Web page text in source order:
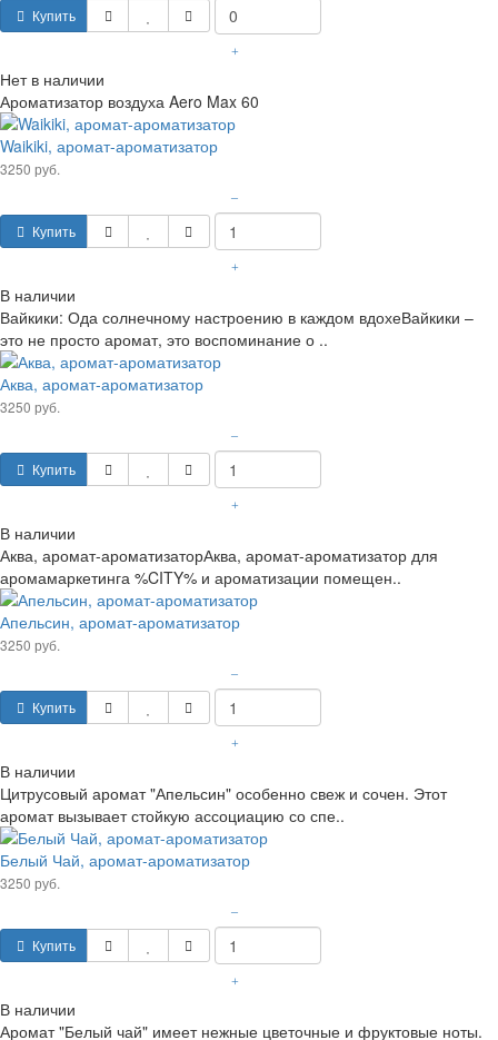
Купить
+
Нет в наличии
Ароматизатор воздуха Aero Max 60
Waikiki, аромат-ароматизатор
3250 руб.
Купить
–
+
В наличии
Вайкики: Ода солнечному настроению в каждом вдохеВайкики –
это не просто аромат, это воспоминание о ..
Аква, аромат-ароматизатор
3250 руб.
Купить
–
+
В наличии
Аква, аромат-ароматизаторАква, аромат-ароматизатор для
аромамаркетинга %CITY% и ароматизации помещен..
Апельсин, аромат-ароматизатор
3250 руб.
Купить
–
+
В наличии
Цитрусовый аромат "Апельсин" особенно свеж и сочен. Этот
аромат вызывает стойкую ассоциацию со спе..
Белый Чай, аромат-ароматизатор
3250 руб.
Купить
–
+
В наличии
Аромат "Белый чай" имеет нежные цветочные и фруктовые ноты.